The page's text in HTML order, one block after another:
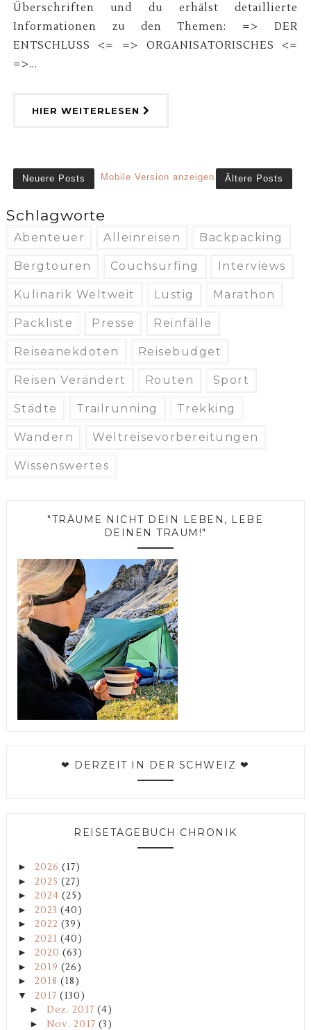
Überschriften und du erhälst detaillierte
Informationen zu den Themen: => DER
ENTSCHLUSS <= => ORGANISATORISCHES <=
=>...
HIER WEITERLESEN
Neuere Posts Ältere Posts
Mobile Version anzeigen
Schlagworte
Abenteuer Alleinreisen Backpacking
Bergtouren Couchsurfing Interviews
Kulinarik Weltweit Lustig Marathon
Packliste Presse Reinfälle
Reiseanekdoten Reisebudget
Reisen Verändert Routen Sport
Städte Trailrunning Trekking
Wandern Weltreisevorbereitungen
Wissenswertes
"TRÄUME NICHT DEIN LEBEN, LEBE
DEINEN TRAUM!"
❤ DERZEIT IN DER SCHWEIZ ❤
REISETAGEBUCH CHRONIK
► 2026 (17)
► 2025 (27)
► 2024 (25)
► 2023 (40)
► 2022 (39)
► 2021 (40)
► 2020 (63)
► 2019 (26)
► 2018 (18)
▼ 2017 (130)
► Dez. 2017 (4)
► Nov. 2017 (3)